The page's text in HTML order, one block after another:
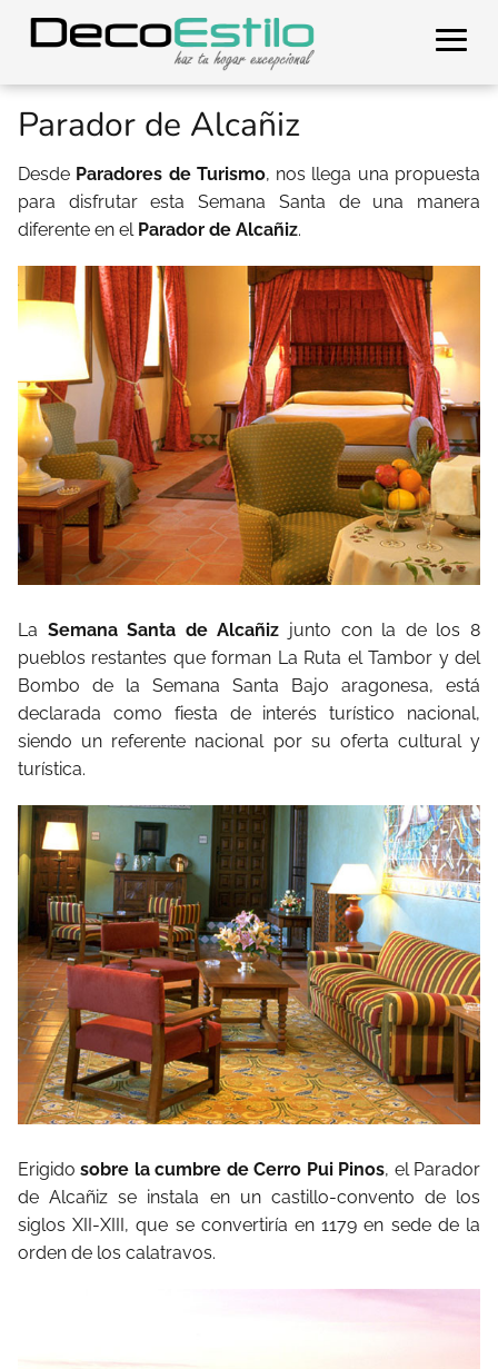
Parador de Alcañiz
Desde Paradores de Turismo, nos llega una propuesta
para disfrutar esta Semana Santa de una manera
diferente en el Parador de Alcañiz.
La Semana Santa de Alcañiz junto con la de los 8
pueblos restantes que forman La Ruta el Tambor y del
Bombo de la Semana Santa Bajo aragonesa, está
declarada como fiesta de interés turístico nacional,
siendo un referente nacional por su oferta cultural y
turística.
Erigidosobre la cumbre de Cerro Pui Pinos, el Parador
de Alcañiz se instala en un castillo-convento de los
siglos XII-XIII, que se convertiría en 1179 en sede de la
orden de los calatravos.